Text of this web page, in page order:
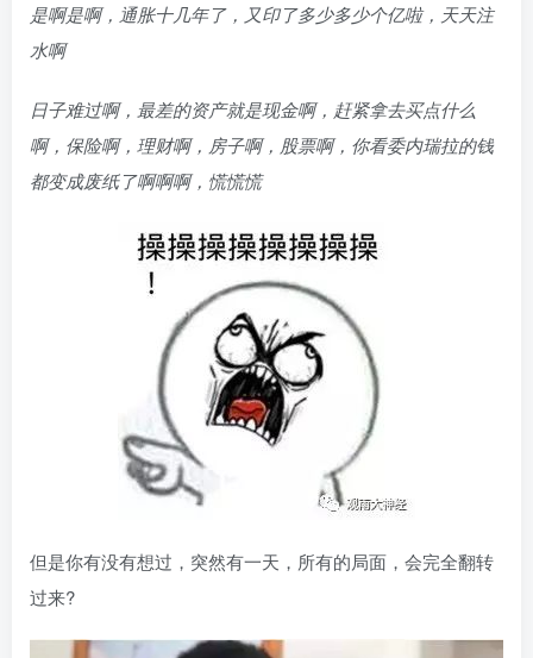
是啊是啊，通胀十几年了，又印了多少多少个亿啦，天天注
水啊
日子难过啊，最差的资产就是现金啊，赶紧拿去买点什么
啊，保险啊，理财啊，房子啊，股票啊，你看委内瑞拉的钱
都变成废纸了啊啊啊，慌慌慌
但是你有没有想过，突然有一天，所有的局面，会完全翻转
过来?